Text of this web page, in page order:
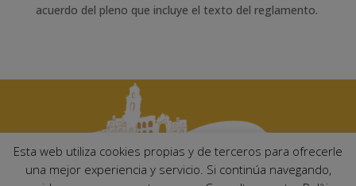
acuerdo del pleno que incluye el texto del reglamento.
Esta web utiliza cookies propias y de terceros para ofrecerle
una mejor experiencia y servicio. Si continúa navegando,